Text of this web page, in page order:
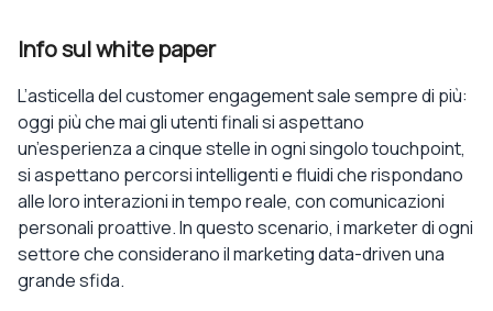
Info sul white paper
L’asticella del customer engagement sale sempre di più:
oggi più che mai gli utenti finali si aspettano
un’esperienza a cinque stelle in ogni singolo touchpoint,
si aspettano percorsi intelligenti e fluidi che rispondano
alle loro interazioni in tempo reale, con comunicazioni
personali proattive. In questo scenario, i marketer di ogni
settore che considerano il marketing data-driven una
grande sfida.